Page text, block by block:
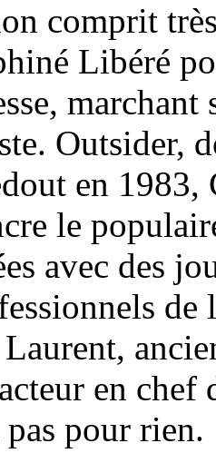
comprit
Libéré
Outsider,
en 1983,
le
avec des
en chef
pour rien.